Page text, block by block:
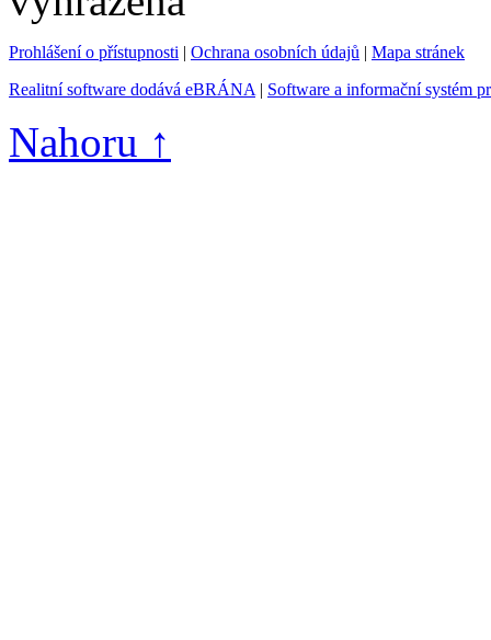
Prohlášení o přístupnosti | Ochrana osobních údajů | Mapa stránek
Realitní software dodává eBRÁNA | Software a informační systém
Nahoru ↑